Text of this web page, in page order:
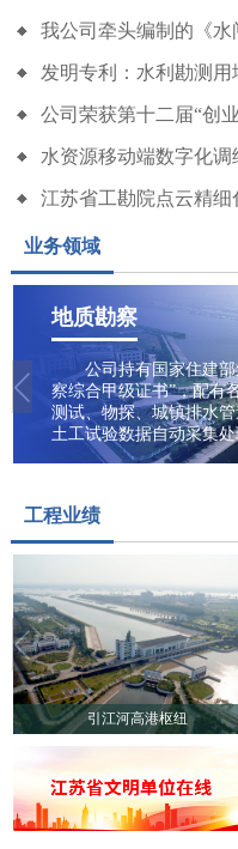
水资源移动端数字化
江苏省工勘院点云精
业务领域
地质勘察
公司持有国家住建部
察综合甲级证书”，配有
测试、物探、城镇排水
土工试验数据自动采集
察设备仪器。业务范围包
质、岩土工程勘察/设计
土壤污染状况调查、地
估、岩土工程监测检测
查与检测、岩石/土壤/地
试验、工程咨询、地质
质灾害治理工程勘查、
下水资源调查、堤防隐
精确探测等多项业务。
工程业绩
引江河高港枢纽